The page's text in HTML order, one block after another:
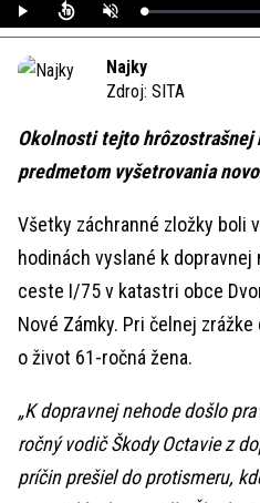
Play UnmuteLoaded:
0%
Najky
Zdroj: SITA
Okolnosti tejto hrôzostrašnej
predmetom vyšetrovania
Všetky záchranné zložky boli
hodinách vyslané k
ceste I/75 v katastri obce
Nové Zámky. Pri čelnej
o život 61-ročná žena.
„K dopravnej nehode došlo
ročný vodič Škody Octavie z
príčin prešiel do protismeru,